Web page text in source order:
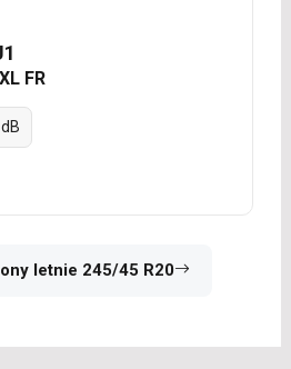
FR
letnie 245/45 R20